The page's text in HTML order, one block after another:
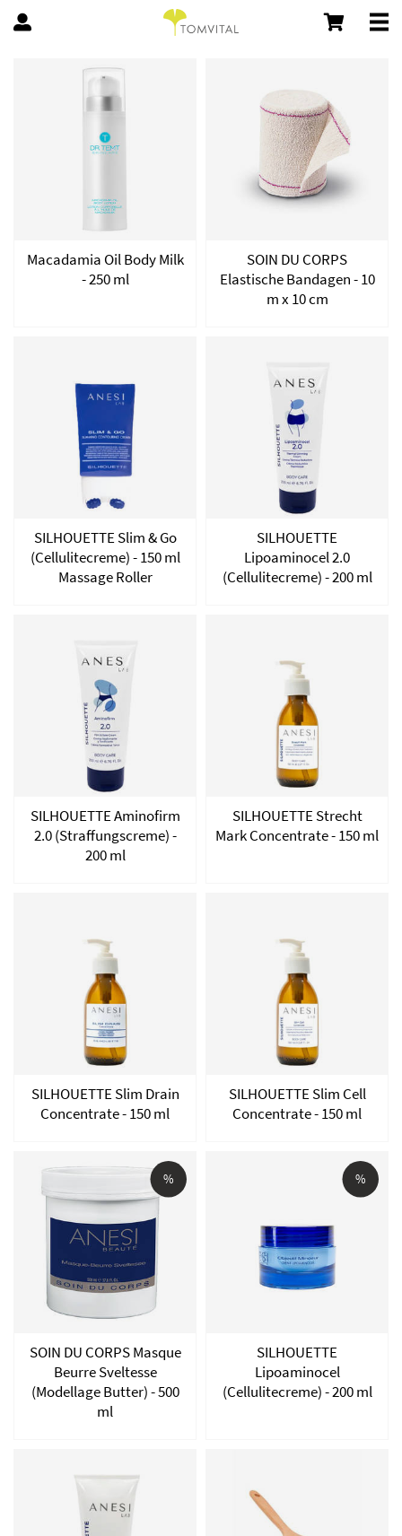
Macadamia Oil Body Milk
- 250 ml
SOIN DU CORPS
Elastische Bandagen - 10
m x 10 cm
SILHOUETTE Slim & Go
(Cellulitecreme) - 150 ml
Massage Roller
SILHOUETTE
Lipoaminocel 2.0
(Cellulitecreme) - 200 ml
SILHOUETTE Aminofirm
2.0 (Straffungscreme) -
200 ml
SILHOUETTE Strecht
Mark Concentrate - 150 ml
SILHOUETTE Slim Drain
Concentrate - 150 ml
SILHOUETTE Slim Cell
Concentrate - 150 ml
%
SOIN DU CORPS Masque
Beurre Sveltesse
(Modellage Butter) - 500
ml
%
SILHOUETTE
Lipoaminocel
(Cellulitecreme) - 200 ml